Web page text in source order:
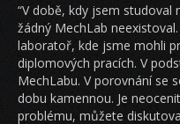
“V době, kdy jsem
žádný MechLab
laboratoř, kde jsme mohli
diplomových pracích. V
MechLabu. V porovnání se
dobu kamennou. Je
problému, můžete